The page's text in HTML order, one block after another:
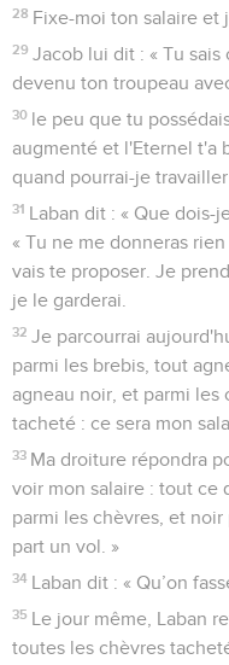
28 Fixe-moi ton salaire et
29 Jacob lui dit : « Tu
devenu ton troupeau
30 le peu que tu
augmenté et l'Eternel t'a
quand pourrai-je
31 Laban dit : « Que dois-
« Tu ne me donneras
vais te proposer. Je
je le garderai.
32 Je parcourrai
parmi les brebis, tout
agneau noir, et parmi
tacheté : ce sera mon
33 Ma droiture répondra
voir mon salaire : tout ce
parmi les chèvres, et
part un vol. »
34 Laban dit : « Qu’on
35 Le jour même, Laban
toutes les chèvres